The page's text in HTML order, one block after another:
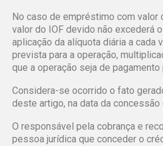
No caso de empréstimo com valor
valor do IOF devido não excederá
aplicação da alíquota diária a cada
prevista para a operação,
que a operação seja de pagamento
Considera-se ocorrido o fato
deste artigo, na data da concessão
O responsável pela cobrança e
pessoa jurídica que conceder o